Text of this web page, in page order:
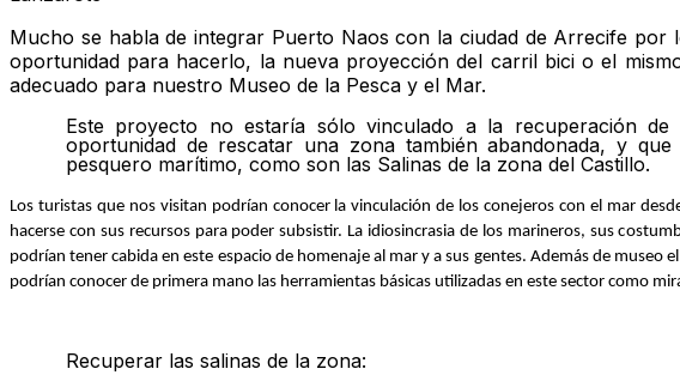
Mucho se habla de integrar Puerto Naos con la ciudad de Arrecife por
oportunidad para hacerlo, la nueva proyección del carril bici o el
adecuado para nuestro Museo de la Pesca y el Mar.
Este proyecto no estaría sólo vinculado a la recuperación
oportunidad de rescatar una zona también abandonada, y
pesquero marítimo, como son las Salinas de la zona del Castillo.
Los turistas que nos visitan podrían conocer la vinculación de los conejeros con el mar
hacerse con sus recursos para poder subsistir. La idiosincrasia de los marineros, sus
podrían tener cabida en este espacio de homenaje al mar y a sus gentes. Además de
podrían conocer de primera mano las herramientas básicas utilizadas en este sector como
Recuperar las salinas de la zona: